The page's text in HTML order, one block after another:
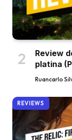
Review
platina
Ruancarlo
REVIEWS